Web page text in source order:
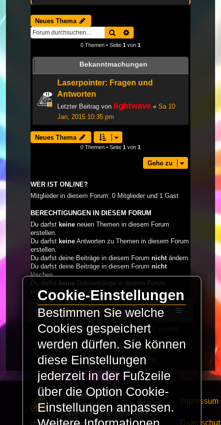
Neues Thema
Suche
0 Themen • Seite 1 von 1
Bekanntmachungen
Laserpointer: Fragen und
Antworten
Letzter Beitrag von lightwave « Sa 10
Jan, 2015 10:35 pm
Neues Thema
0 Themen • Seite 1 von 1
Gehe zu
WER IST ONLINE?
Mitglieder in diesem Forum: 0 Mitglieder und 1 Gast
BERECHTIGUNGEN IN DIESEM FORUM
Du darfst keine neuen Themen in diesem Forum
erstellen.
Du darfst keine Antworten zu Themen in diesem Forum
erstellen.
Du darfst deine Beiträge in diesem Forum nicht ändern.
Du darfst deine Beiträge in diesem Forum nicht
löschen.
Du darfst keine Dateianhänge in diesem Forum
erstellen.
LaserFreak.net Forum
Powered byphpBB® Forum Software © phpBB
Limited
Deutsche Übersetzung durchphpBB.de
PRIVACY_LINK | TERMS_LINK
© Copyright 2025 -
LaserFreak.net
LaserFreak ist ein freies und
offenes Forum zum Thema
Impressum
Cookie-Einstellungen
Bestimmen Sie welche
Cookies gespeichert
werden dürfen. Sie können
diese Einstellungen
jederzeit in der Fußzeile
über die Option Cookie-
Einstellungen anpassen.